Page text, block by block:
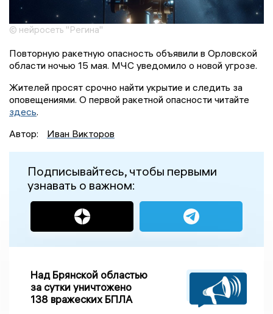
© нейросеть "Регина"
Повторную ракетную опасность объявили в Орловской
области ночью 15 мая. МЧС уведомило о новой угрозе.
Жителей просят срочно найти укрытие и следить за
оповещениями. О первой ракетной опасности читайте
здесь.
Автор:
Иван Викторов
Подписывайтесь, чтобы первыми
узнавать о важном:
Над Брянской областью
за сутки уничтожено
138 вражеских БПЛА